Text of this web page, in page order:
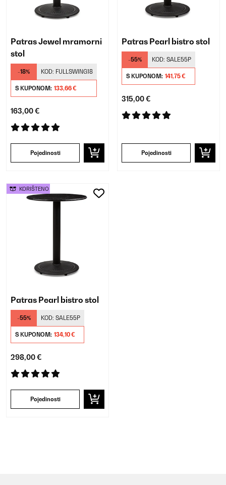
Patras Jewel mramorni
stol
-18% KOD: FULLSWING18
S KUPONOM: 133,66 €
163,00 €
Pojedinosti
Patras Pearl bistro stol
-55% KOD: SALE55P
S KUPONOM: 141,75 €
315,00 €
Pojedinosti
Patras Pearl bistro stol
-55% KOD: SALE55P
S KUPONOM: 134,10 €
298,00 €
Pojedinosti
KORIŠTENO